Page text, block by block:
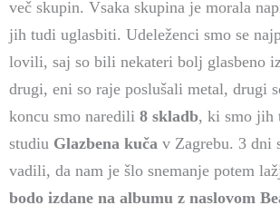
več skupin. Vsaka skupina je morala
jih tudi uglasbiti. Udeleženci smo se
lovili, saj so bili nekateri bolj glasbeno
drugi, eni so raje poslušali metal, drugi
koncu smo naredili 8 skladb, ki smo jih
studiu Glazbena kuča v Zagrebu. 3 dni
vadili, da nam je šlo snemanje potem
bodo izdane na albumu z naslovom